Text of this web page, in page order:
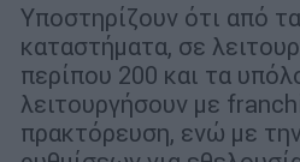
Υποστηρίζουν ότι από
καταστήματα, σε
περίπου 200 και τα
λειτουργήσουν με
πρακτόρευση, ενώ με